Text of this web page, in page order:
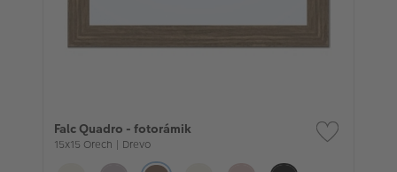
Falc Quadro - fotorámik
15x15 Orech | Drevo